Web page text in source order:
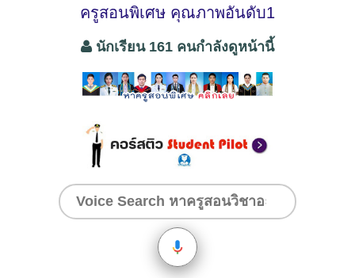
ครูสอนพิเศษ คุณภาพอันดับ1
นักเรียน 161 คนกำลังดูหน้านี้